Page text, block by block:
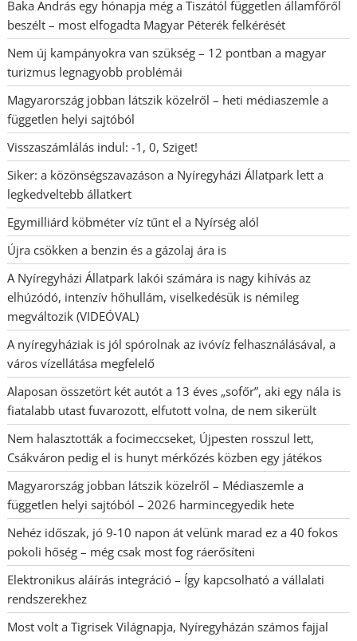
Baka András egy hónapja még a Tiszától független államfőről
beszélt – most elfogadta Magyar Péterék felkérését
Nem új kampányokra van szükség – 12 pontban a magyar
turizmus legnagyobb problémái
Magyarország jobban látszik közelről – heti médiaszemle a
független helyi sajtóból
Visszaszámlálás indul: -1, 0, Sziget!
Siker: a közönségszavazáson a Nyíregyházi Állatpark lett a
legkedveltebb állatkert
Egymilliárd köbméter víz tűnt el a Nyírség alól
Újra csökken a benzin és a gázolaj ára is
A Nyíregyházi Állatpark lakói számára is nagy kihívás az
elhúzódó, intenzív hőhullám, viselkedésük is némileg
megváltozik (VIDEÓVAL)
A nyíregyháziak is jól spórolnak az ivóvíz felhasználásával, a
város vízellátása megfelelő
Alaposan összetört két autót a 13 éves „sofőr”, aki egy nála is
fiatalabb utast fuvarozott, elfutott volna, de nem sikerült
Nem halasztották a focimeccseket, Újpesten rosszul lett,
Csákváron pedig el is hunyt mérkőzés közben egy játékos
Magyarország jobban látszik közelről – Médiaszemle a
független helyi sajtóból – 2026 harmincegyedik hete
Nehéz időszak, jó 9-10 napon át velünk marad ez a 40 fokos
pokoli hőség – még csak most fog ráerősíteni
Elektronikus aláírás integráció – Így kapcsolható a vállalati
rendszerekhez
Most volt a Tigrisek Világnapja, Nyíregyházán számos fajjal